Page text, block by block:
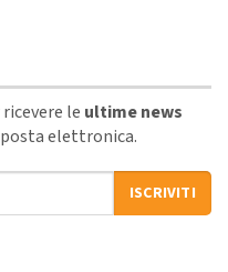
le ultime news
elettronica.
ISCRIVITI